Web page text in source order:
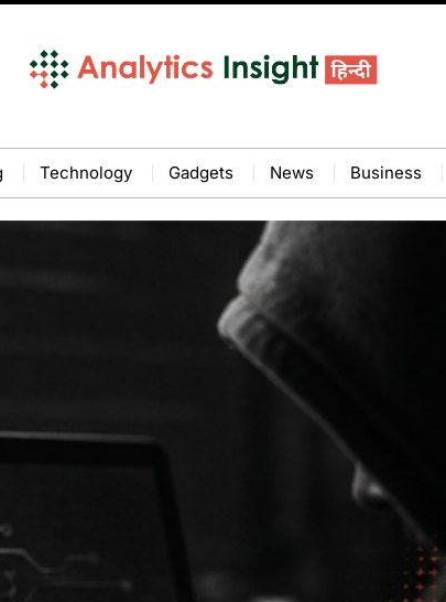
Technology Gadgets News Business